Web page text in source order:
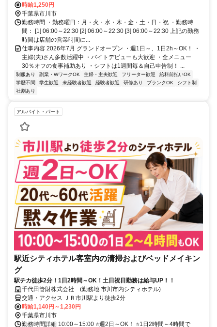
徒歩約8分、京成本線 国府台徒歩約15分 市川 [JR中央・総武緩行線]
市川 [JR総武本線] 市川真間 [京成本線] 国府台 [京成本線] 菅野 [京成本
線]
時給1,250円
千葉県市川市
勤務時間 ・勤務曜日：月・火・水・木・金・土・日・祝 ・勤務時
間： [1] 06:00～22:30 [2] 06:00～22:30 [3] 06:00～22:30 上記の勤務
時間は店舗の営業時間に...
仕事内容 2026年7月 グランドオープン ・週1日～、1日2h～OK！ ・
主婦(夫)さん多数活躍中 ・バイトデビューも大歓迎 ・全メニュー
30％オフの食事補助あり ・シフトは1週間毎＆自己申告制！ ...
制服あり 副業・WワークOK 主婦・主夫歓迎 フリーター歓迎
給料前払いOK
学歴不問
学生歓迎 未経験者歓迎 経験者歓迎 研修あり ブランクOK
シフト制
社割あり
アルバイト・パート
駅近シティホテル客室内の清掃およびベッドメイキン
グ
駅チカ徒歩2分！1日2時間～OK！土日祝日勤務は給与UP！！
千代田管財株式会社 (勤務地 市川市内シティホテル)
交通・アクセス ＪＲ市川駅より徒歩2分
時給1,140円～1,230円
千葉県市川市
勤務時間詳細 10:00～15:00 ⭐週2日～OK！ ⭐1日2時間～4時間で